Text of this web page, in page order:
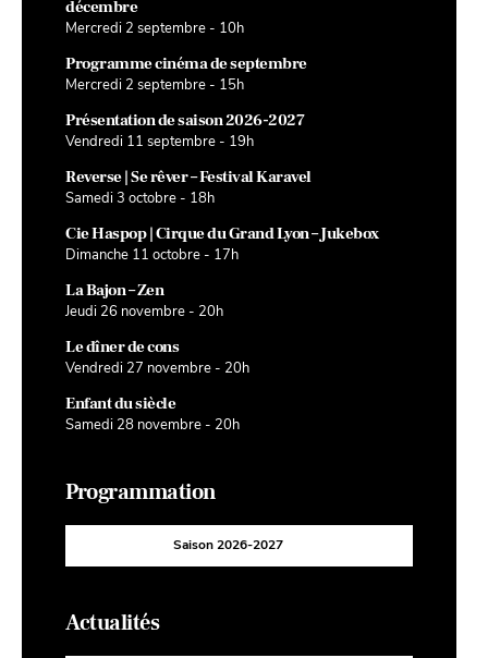
décembre
Mercredi 2 septembre - 10h
Programme cinéma de septembre
Mercredi 2 septembre - 15h
Présentation de saison 2026-2027
Vendredi 11 septembre - 19h
Reverse | Se rêver – Festival Karavel
Samedi 3 octobre - 18h
Cie Haspop | Cirque du Grand Lyon – Jukebox
Dimanche 11 octobre - 17h
La Bajon – Zen
Jeudi 26 novembre - 20h
Le dîner de cons
Vendredi 27 novembre - 20h
Enfant du siècle
Samedi 28 novembre - 20h
Programmation
Saison 2026-2027
Actualités